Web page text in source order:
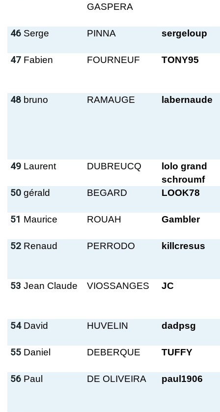
GASPERA
46 Serge PINNA sergeloup
47 Fabien FOURNEUF TONY95
48 bruno RAMAUGE labernaude
49 Laurent DUBREUCQ
lolo grand
schroumf
50 gérald BEGARD LOOK78
51 Maurice ROUAH Gambler
52 Renaud PERRODO killcresus
53 Jean Claude VIOSSANGES JC
54 David HUVELIN dadpsg
55 Daniel DEBERQUE TUFFY
56 Paul DE OLIVEIRA paul1906